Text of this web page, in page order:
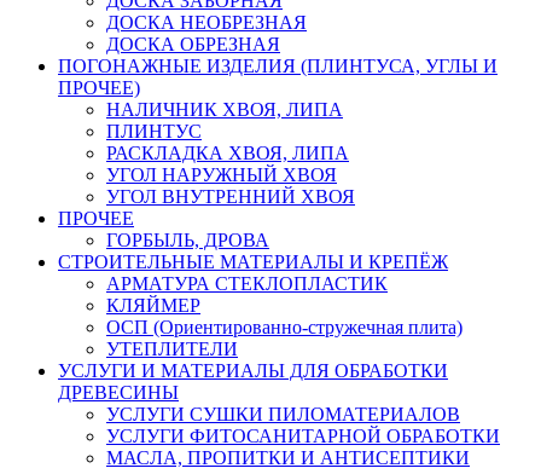
ДОСКА НЕОБРЕЗНАЯ
ДОСКА ОБРЕЗНАЯ
ПОГОНАЖНЫЕ ИЗДЕЛИЯ (ПЛИНТУСА, УГЛЫ И
ПРОЧЕЕ)
НАЛИЧНИК ХВОЯ, ЛИПА
ПЛИНТУС
РАСКЛАДКА ХВОЯ, ЛИПА
УГОЛ НАРУЖНЫЙ ХВОЯ
УГОЛ ВНУТРЕННИЙ ХВОЯ
ПРОЧЕЕ
ГОРБЫЛЬ, ДРОВА
СТРОИТЕЛЬНЫЕ МАТЕРИАЛЫ И КРЕПЁЖ
АРМАТУРА СТЕКЛОПЛАСТИК
КЛЯЙМЕР
ОСП (Ориентированно-стружечная плита)
УТЕПЛИТЕЛИ
УСЛУГИ И МАТЕРИАЛЫ ДЛЯ ОБРАБОТКИ
ДРЕВЕСИНЫ
УСЛУГИ СУШКИ ПИЛОМАТЕРИАЛОВ
УСЛУГИ ФИТОСАНИТАРНОЙ ОБРАБОТКИ
МАСЛА, ПРОПИТКИ И АНТИСЕПТИКИ